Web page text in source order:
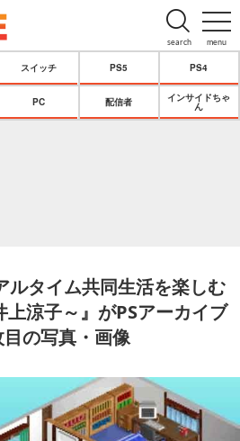
menu
search
スイッチ PS5 PS4
PC 配信者
インサイドちゃ
ん
ルタイム共同生活を楽しむ
上涼子～』がPSアーカイブ
の写真・画像